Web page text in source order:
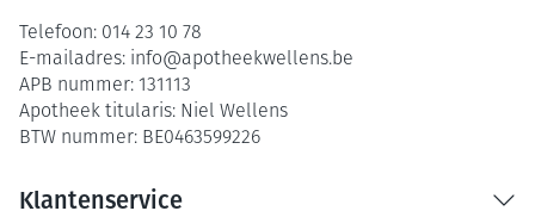
Telefoon: 014 23 10 78
E-mailadres: info@apotheekwellens.be
APB nummer: 131113
Apotheek titularis: Niel Wellens
BTW nummer: BE0463599226
Klantenservice